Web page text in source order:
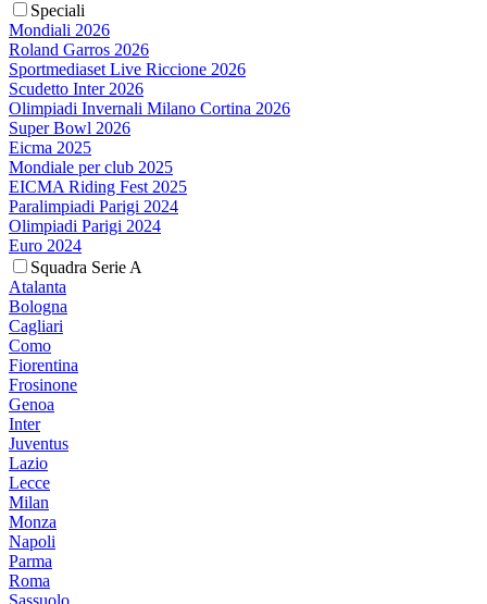
Speciali
Mondiali 2026
Roland Garros 2026
Sportmediaset Live Riccione 2026
Scudetto Inter 2026
Olimpiadi Invernali Milano Cortina 2026
Super Bowl 2026
Eicma 2025
Mondiale per club 2025
EICMA Riding Fest 2025
Paralimpiadi Parigi 2024
Olimpiadi Parigi 2024
Euro 2024
Squadra Serie A
Atalanta
Bologna
Cagliari
Como
Fiorentina
Frosinone
Genoa
Inter
Juventus
Lazio
Lecce
Milan
Monza
Napoli
Parma
Roma